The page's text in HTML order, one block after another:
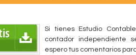
Si tienes Estudio
contador independiente
espero tus comentarios